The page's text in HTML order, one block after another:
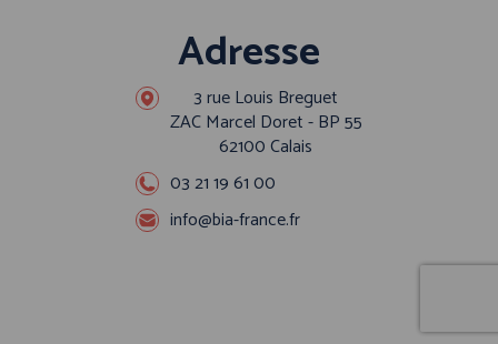
Adresse
3 rue Louis Breguet
ZAC Marcel Doret - BP 55
62100 Calais
03 21 19 61 00
info@bia-france.fr